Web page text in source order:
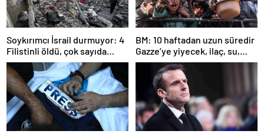
Soykırımcı İsrail durmuyor: 4
Filistinli öldü, çok sayıda
yaralı var
BM: 10 haftadan uzun süredir
Gazze’ye yiyecek, ilaç, su,
çadır girmedi